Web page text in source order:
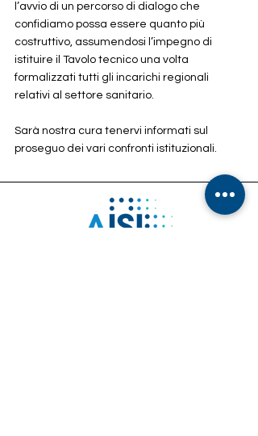
l’avvio di un percorso di dialogo che
confidiamo possa essere quanto più
costruttivo, assumendosi l’impegno di
istituire il Tavolo tecnico una volta
formalizzati tutti gli incarichi regionali
relativi al settore sanitario.
Sarà nostra cura tenervi informati sul
proseguo dei vari confronti istituzionali.